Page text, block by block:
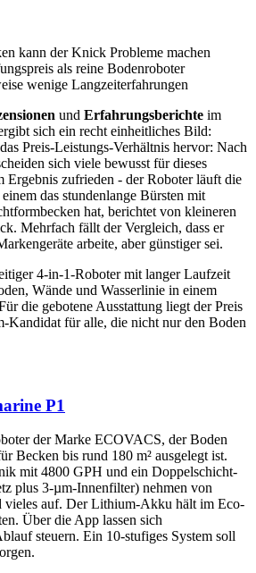
kann der Knick Probleme machen
als reine Bodenroboter
wenige Langzeiterfahrungen
und Erfahrungsberichte im
sich ein recht einheitliches Bild:
Preis-Leistungs-Verhältnis hervor: Nach
sich viele bewusst für dieses
Ergebnis zufrieden - der Roboter läuft die
das stundenlange Bürsten mit
hat, berichtet von kleineren
Mehrfach fällt der Vergleich, dass er
arbeite, aber günstiger sei.
4-in-1-Roboter mit langer Laufzeit
Wände und Wasserlinie in einem
die gebotene Ausstattung liegt der Preis
Kandidat für alle, die nicht nur den Boden
P1
der Marke ECOVACS, der Boden
Becken bis rund 180 m² ausgelegt ist.
mit 4800 GPH und ein Doppelschicht-
plus 3-µm-Innenfilter) nehmen von
vieles auf. Der Lithium-Akku hält im Eco-
Über die App lassen sich
steuern. Ein 10-stufiges System soll